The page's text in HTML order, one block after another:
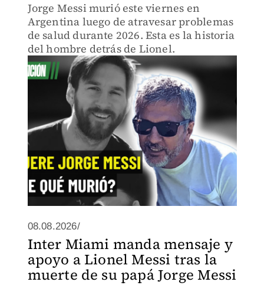
Jorge Messi murió este viernes en
Argentina luego de atravesar problemas
de salud durante 2026. Esta es la historia
del hombre detrás de Lionel.
08.08.2026/
Inter Miami manda mensaje y
apoyo a Lionel Messi tras la
muerte de su papá Jorge Messi